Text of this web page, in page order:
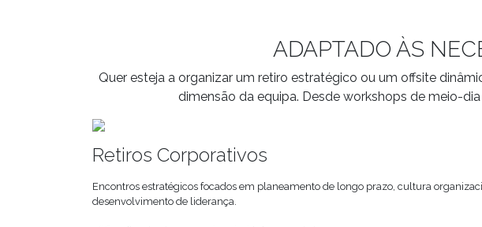
ADAPTADO ÀS
Quer esteja a organizar um retiro estratégico ou um offsite
dimensão da equipa. Desde workshops de meio-
Retiros Corporativos
Encontros estratégicos focados em planeamento de longo prazo, cultura
desenvolvimento de liderança.